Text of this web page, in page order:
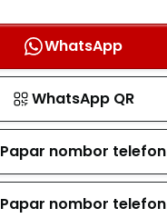
WhatsApp
WhatsApp QR
Papar nombor telefon
Papar nombor telefon